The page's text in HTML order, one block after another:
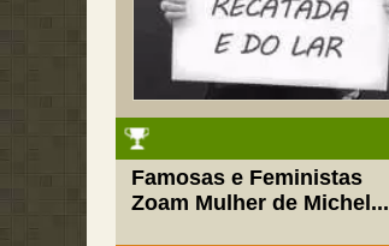
Famosas e Feministas
Zoam Mulher de Michel...